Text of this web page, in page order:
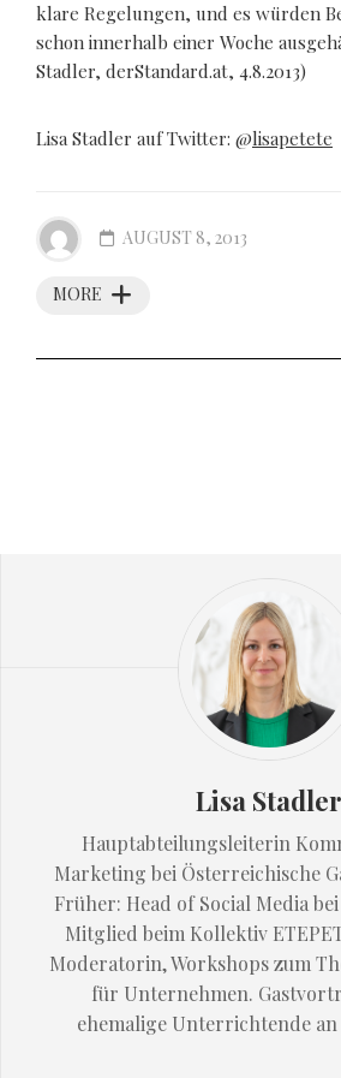
klare Regelungen, und es würden
schon innerhalb einer Woche
Stadler, derStandard.at, 4.8.2013)
Lisa Stadler auf Twitter: @lisapetete
MORE
AUGUST 8, 2013
Lisa Stadler
Hauptabteilungsleiterin
Marketing bei Österreichische
Früher: Head of Social Media
Mitglied beim Kollektiv
Moderatorin, Workshops zum
für Unternehmen.
ehemalige Unterrichtende an